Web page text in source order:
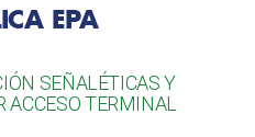
EPA
SEÑALÉTICAS Y
ACCESO TERMINAL